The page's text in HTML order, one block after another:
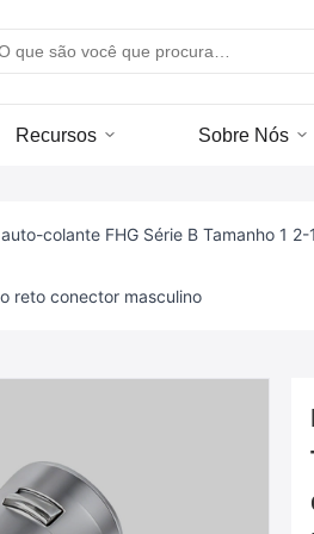
Recursos Sobre Nós
colante FHG Série B Tamanho 1
reto conector masculino